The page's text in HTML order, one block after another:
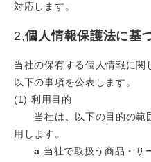
対応します。
2,個人情報保護法に基
当社の保有する個人情報に関
以下の事項を公表します。
(1) 利用目的
当社は、以下の目的の範
用します。
a.当社で取扱う商品・サ